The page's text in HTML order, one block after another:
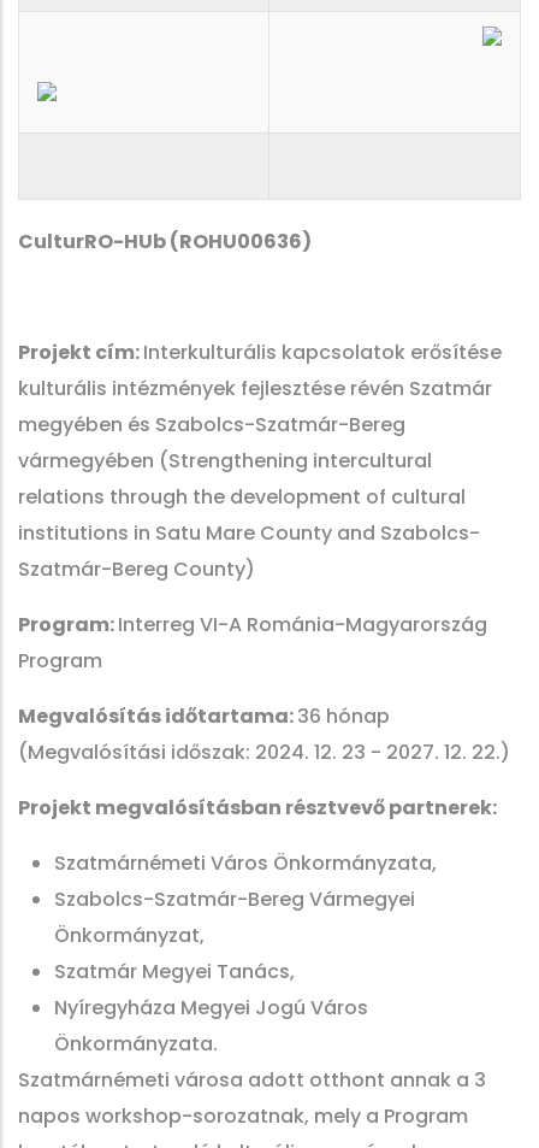
CulturRO-HUb (ROHU00636)
Projekt cím:Interkulturális kapcsolatok erősítése
kulturális intézmények fejlesztése révén Szatmár
megyében és Szabolcs-Szatmár-Bereg
vármegyében (Strengthening intercultural
relations through the development of cultural
institutions in Satu Mare County and Szabolcs-
Szatmár-Bereg County)
Program:Interreg VI-A Románia-Magyarország
Program
Megvalósítás időtartama:36 hónap
(Megvalósítási időszak: 2024. 12. 23 - 2027. 12. 22.)
Projekt megvalósításban résztvevő partnerek:
Szatmárnémeti Város Önkormányzata,
Szabolcs-Szatmár-Bereg Vármegyei
Önkormányzat,
Szatmár Megyei Tanács,
Nyíregyháza Megyei Jogú Város
Önkormányzata.
Szatmárnémeti városa adott otthont annak a 3
napos workshop-sorozatnak, mely a Program